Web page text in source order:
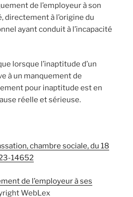
de l’employeur à son
directement à l’origine du
ayant conduit à l’incapacité
lorsque l’inaptitude d’un
à un manquement de
pour inaptitude est en
réelle et sérieuse.
chambre sociale, du 18
14652
de l’employeur à ses
WebLex